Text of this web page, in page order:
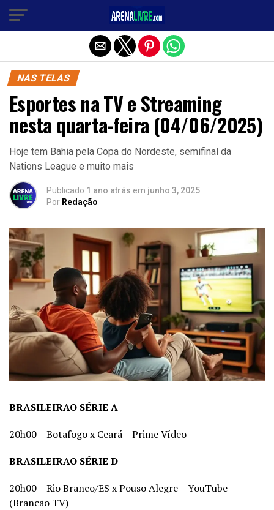
NAS TELAS
Esportes na TV e Streaming
nesta quarta-feira (04/06/2025)
Hoje tem Bahia pela Copa do Nordeste, semifinal da
Nations League e muito mais
Publicado 1 ano atrás em junho 3, 2025
Por Redação
BRASILEIRÃO SÉRIE A
20h00 – Botafogo x Ceará – Prime Vídeo
BRASILEIRÃO SÉRIE D
20h00 – Rio Branco/ES x Pouso Alegre – YouTube
(Brancão TV)
Sair da versão mobile